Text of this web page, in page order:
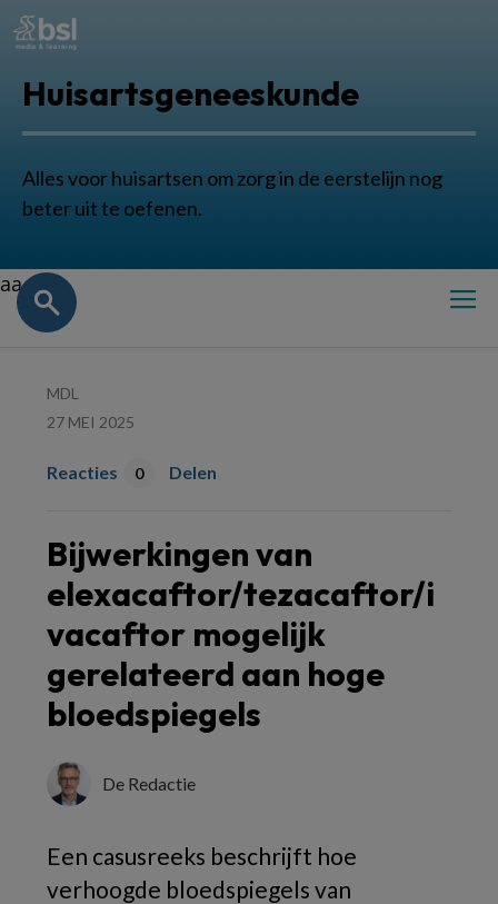
Huisartsgeneeskunde
Alles voor huisartsen om zorg in de eerstelijn nog
beter uit te oefenen.
aa
MDL
27 MEI 2025
Reacties 0 Delen
Bijwerkingen van
elexacaftor/tezacaftor/i
vacaftor mogelijk
gerelateerd aan hoge
bloedspiegels
De Redactie
Een casusreeks beschrijft hoe
verhoogde bloedspiegels van